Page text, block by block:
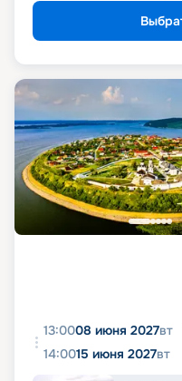
13:0008 июня 2027вт
14:0015 июня 2027вт